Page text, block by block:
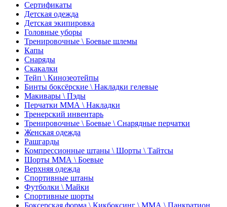
Сертификаты
Детская одежда
Детская экипировка
Головные уборы
Тренировочные \ Боевые шлемы
Капы
Снаряды
Скакалки
Тейп \ Кинозеотейпы
Бинты боксёрские \ Накладки гелевые
Макивары \ Пэды
Перчатки ММА \ Накладки
Тренерский инвентарь
Тренировочные \ Боевые \ Снарядные перчатки
Женская одежда
Рашгарды
Компрессионные штаны \ Шорты \ Тайтсы
Шорты ММА \ Боевые
Верхняя одежда
Спортивные штаны
Футболки \ Майки
Спортивные шорты